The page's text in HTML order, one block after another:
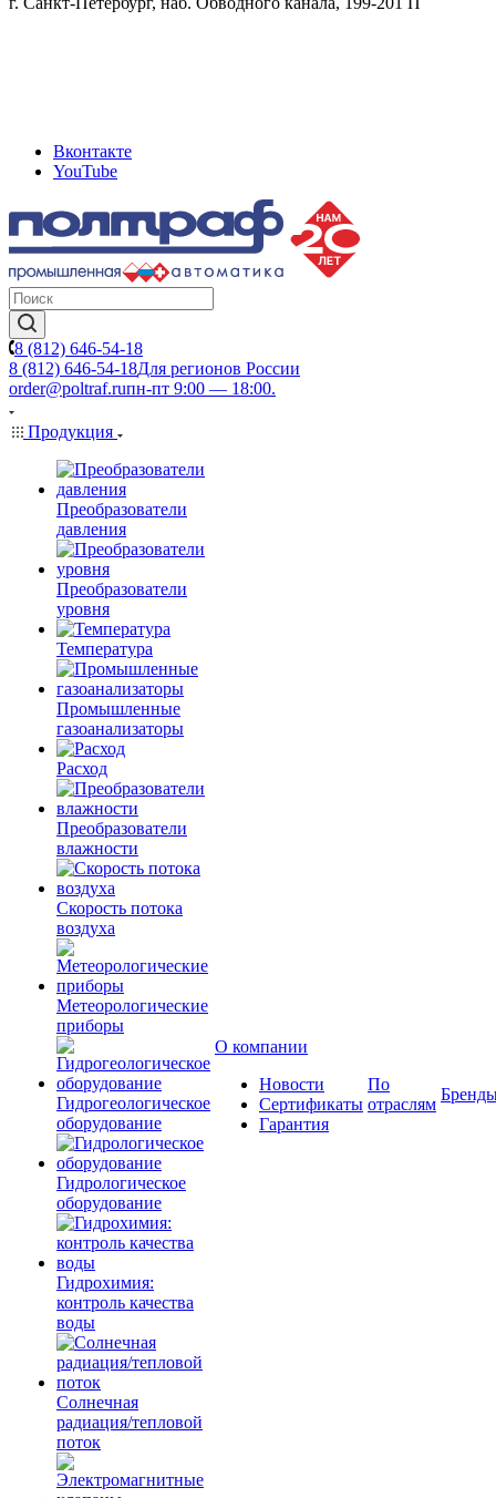
Вконтакте
YouTube
8 (812) 646-54-18
8 (812) 646-54-18Для регионов России
order@poltraf.ruпн-пт 9:00 — 18:00.
Продукция
Преобразователи
давления
Преобразователи
уровня
Температура
Промышленные
газоанализаторы
Расход
Преобразователи
влажности
Скорость потока
воздуха
Метеорологические
приборы
Гидрогеологическое
оборудование
Гидрологическое
оборудование
Гидрохимия:
контроль качества
воды
Солнечная
радиация/тепловой
поток
О компании
Новости
Сертификаты
Гарантия
По
отраслям